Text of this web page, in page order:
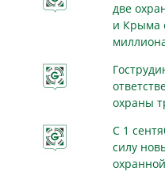
две
и Крыма
охраны
С 1
силу